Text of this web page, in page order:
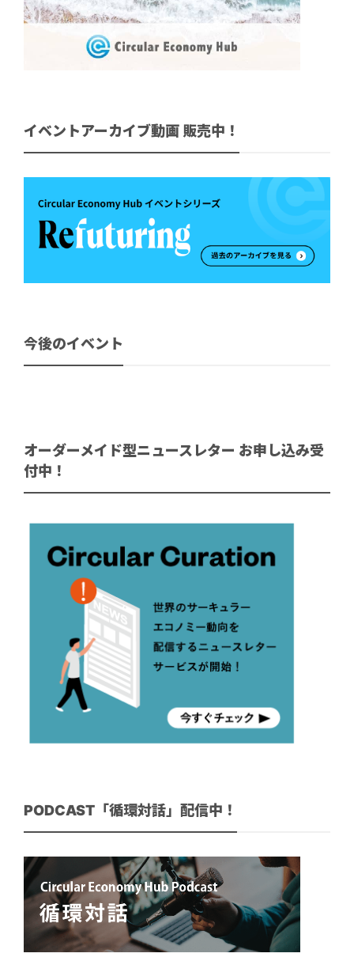
イベントアーカイブ動画 販売中！
今後のイベント
オーダーメイド型ニュースレター お申し込み受
付中！
PODCAST「循環対話」配信中！